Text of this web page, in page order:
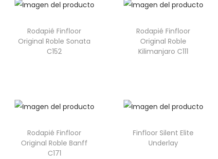
Rodapié Finfloor
Original Roble Sonata
C152
Rodapié Finfloor
Original Roble
Kilimanjaro C111
Rodapié Finfloor
Original Roble Banff
C171
Finfloor Silent Elite
Underlay